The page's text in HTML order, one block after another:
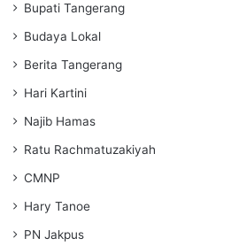
Bupati Tangerang
Budaya Lokal
Berita Tangerang
Hari Kartini
Najib Hamas
Ratu Rachmatuzakiyah
CMNP
Hary Tanoe
PN Jakpus